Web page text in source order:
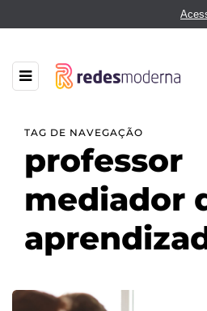
TAG DE NAVEGAÇÃO
professor
mediador